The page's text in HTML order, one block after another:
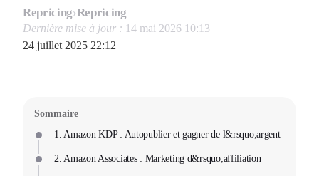
Repricing›Repricing
Dernière mise à jour : 14 mai 2026 10:13
24 juillet 2025 22:12
Sommaire
1. Amazon KDP : Autopublier et gagner de l&rsquo;argent
2. Amazon Associates : Marketing d&rsquo;affiliation